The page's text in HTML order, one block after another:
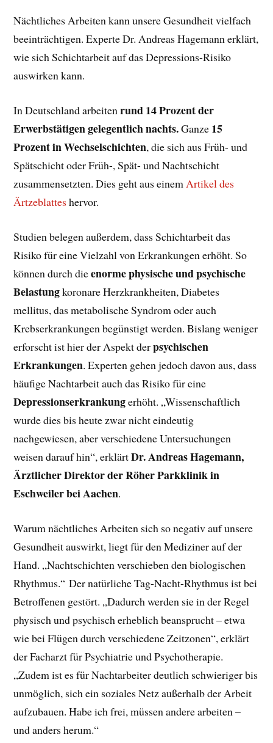
Nächtliches Arbeiten kann unsere Gesundheit vielfach
beeinträchtigen. Experte Dr. Andreas Hagemann erklärt,
wie sich Schichtarbeit auf das Depressions-Risiko
auswirken kann.
In Deutschland arbeitenrund 14 Prozent der
Erwerbstätigen gelegentlich nachts.Ganze 15
Prozent in Wechselschichten, die sich aus Früh- und
Spätschicht oder Früh-, Spät- und Nachtschicht
zusammensetzten. Dies geht aus einemArtikel des
Ärtzeblattes hervor.
Studien belegen außerdem, dass Schichtarbeit das
Risiko für eine Vielzahl von Erkrankungen erhöht. So
können durch dieenorme physische und psychische
Belastungkoronare Herzkrankheiten, Diabetes
mellitus, das metabolische Syndrom oder auch
Krebserkrankungen begünstigt werden. Bislang weniger
erforscht ist hier der Aspekt derpsychischen
Erkrankungen. Experten gehen jedoch davon aus, dass
häufige Nachtarbeit auch das Risiko für eine
Depressionserkrankungerhöht. „Wissenschaftlich
wurde dies bis heute zwar nicht eindeutig
nachgewiesen, aber verschiedene Untersuchungen
weisen darauf hin“, erklärtDr. Andreas Hagemann,
Ärztlicher Direktor der Röher Parkklinik in
Eschweiler bei Aachen.
Warum nächtliches Arbeiten sich so negativ auf unsere
Gesundheit auswirkt, liegt für den Mediziner auf der
Hand. „Nachtschichten verschieben den biologischen
Rhythmus.“ Der natürliche Tag-Nacht-Rhythmus ist bei
Betroffenen gestört. „Dadurch werden sie in der Regel
physisch und psychisch erheblich beansprucht – etwa
wie bei Flügen durch verschiedene Zeitzonen“, erklärt
der Facharzt für Psychiatrie und Psychotherapie.
„Zudem ist es für Nachtarbeiter deutlich schwieriger bis
unmöglich, sich ein soziales Netz außerhalb der Arbeit
aufzubauen. Habe ich frei, müssen andere arbeiten –
und anders herum.“